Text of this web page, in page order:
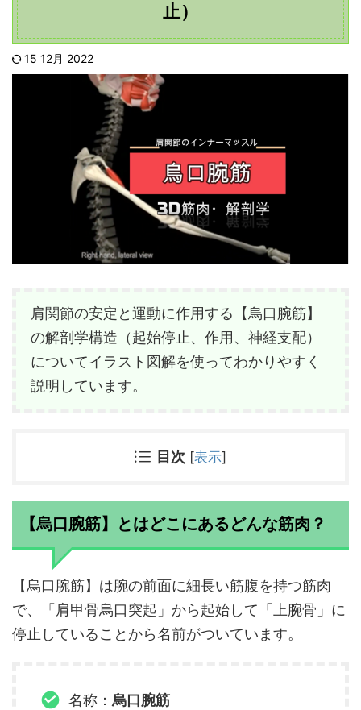
止）
15 12月 2022
肩関節の安定と運動に作用する【烏口腕筋】
の解剖学構造（起始停止、作用、神経支配）
についてイラスト図解を使ってわかりやすく
説明しています。
目次 [表示]
【烏口腕筋】とはどこにあるどんな筋肉？
【烏口腕筋】は腕の前面に細長い筋腹を持つ筋肉
で、「肩甲骨烏口突起」から起始して「上腕骨」に
停止していることから名前がついています。
名称： 烏口腕筋